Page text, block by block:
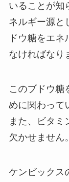
いることが知
ネルギー源と
ドウ糖をエ
なければなり
このブドウ糖
めに関わって
また、ビタミ
欠かせません。
ケンビックス